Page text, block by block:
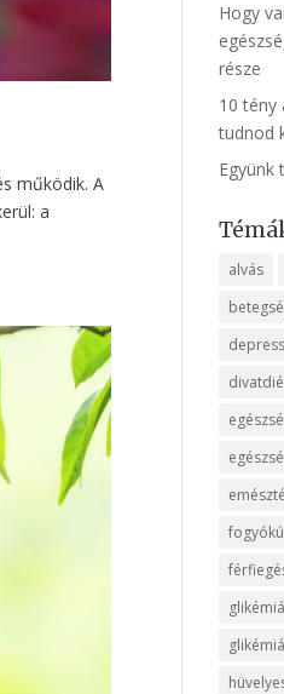
működik. A
a
Hogy
része
10 tény
tudnod
Együnk
alvás